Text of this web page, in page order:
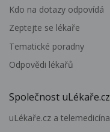
Kdo na dotazy odpovídá
Zeptejte se lékaře
Tematické poradny
Odpovědi lékařů
Společnost uLékaře.cz
uLékaře.cz a telemedicína